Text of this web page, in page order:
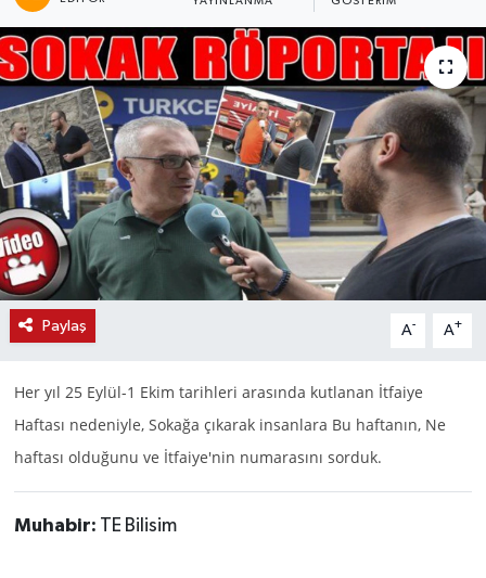
Paylaş A- A+
Her yıl 25 Eylül-1 Ekim tarihleri arasında kutlanan İtfaiye
Haftası nedeniyle, Sokağa çıkarak insanlara Bu haftanın, Ne
haftası olduğunu ve İtfaiye'nin numarasını sorduk.
Muhabir: TE Bilisim